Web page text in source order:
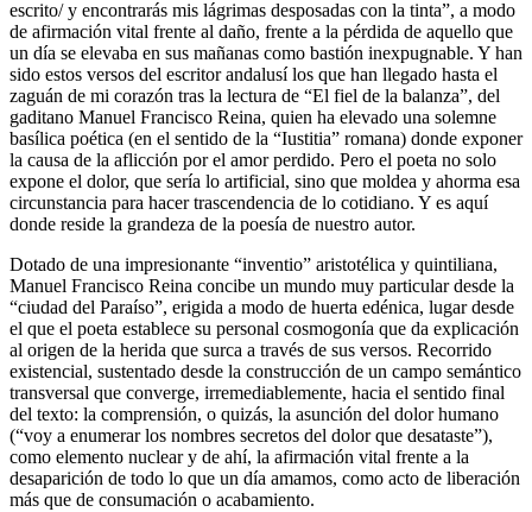
escrito/ y encontrarás mis lágrimas desposadas con la tinta”, a modo
de afirmación vital frente al daño, frente a la pérdida de aquello que
un día se elevaba en sus mañanas como bastión inexpugnable. Y han
sido estos versos del escritor andalusí los que han llegado hasta el
zaguán de mi corazón tras la lectura de “El fiel de la balanza”, del
gaditano Manuel Francisco Reina, quien ha elevado una solemne
basílica poética (en el sentido de la “Iustitia” romana) donde exponer
la causa de la aflicción por el amor perdido. Pero el poeta no solo
expone el dolor, que sería lo artificial, sino que moldea y ahorma esa
circunstancia para hacer trascendencia de lo cotidiano. Y es aquí
donde reside la grandeza de la poesía de nuestro autor.
Dotado de una impresionante “inventio” aristotélica y quintiliana,
Manuel Francisco Reina concibe un mundo muy particular desde la
“ciudad del Paraíso”, erigida a modo de huerta edénica, lugar desde
el que el poeta establece su personal cosmogonía que da explicación
al origen de la herida que surca a través de sus versos. Recorrido
existencial, sustentado desde la construcción de un campo semántico
transversal que converge, irremediablemente, hacia el sentido final
del texto: la comprensión, o quizás, la asunción del dolor humano
(“voy a enumerar los nombres secretos del dolor que desataste”),
como elemento nuclear y de ahí, la afirmación vital frente a la
desaparición de todo lo que un día amamos, como acto de liberación
más que de consumación o acabamiento.